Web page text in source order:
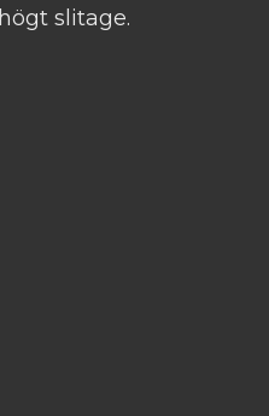
slitage.